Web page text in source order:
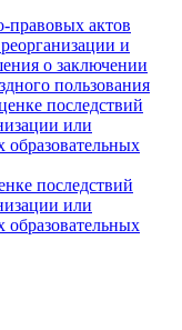
правовых актов
и
о заключении
пользования
последствий
или
последствий
или